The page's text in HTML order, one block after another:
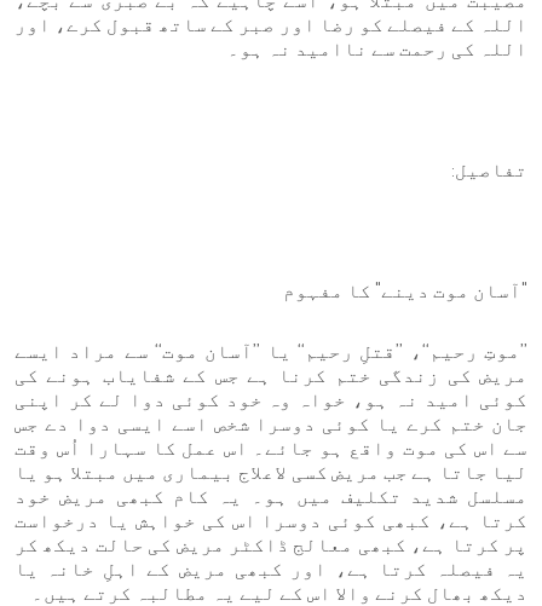
اللہ کے فیصلے کو رضا اور صبر کے ساتھ قبول کرے، اور
اللہ کی رحمت سے ناامید نہ ہو۔
تفاصیل:
"آسان موت دینے" کا مفہوم
’’موتِ رحیم‘‘، ’’قتلِ رحیم‘‘ یا ’’آسان موت‘‘ سے مراد ایسے
مریض کی زندگی ختم کرنا ہے جس کے شفایاب ہونے کی
کوئی امید نہ ہو، خواہ وہ خود کوئی دوا لے کر اپنی
جان ختم کرے یا کوئی دوسرا شخص اسے ایسی دوا دے جس
سے اس کی موت واقع ہو جائے۔ اس عمل کا سہارا اُس وقت
لیا جاتا ہے جب مریض کسی لاعلاج بیماری میں مبتلا ہو یا
مسلسل شدید تکلیف میں ہو۔ یہ کام کبھی مریض خود
کرتا ہے، کبھی کوئی دوسرا اس کی خواہش یا درخواست
پر کرتا ہے، کبھی معالج ڈاکٹر مریض کی حالت دیکھ کر
یہ فیصلہ کرتا ہے، اور کبھی مریض کے اہلِ خانہ یا
دیکھ بھال کرنے والا اس کے لیے یہ مطالبہ کرتے ہیں۔